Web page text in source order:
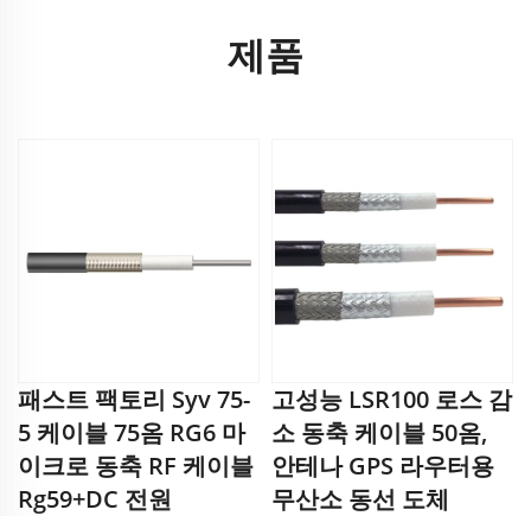
제품
패스트 팩토리 Syv 75-
5 케이블 75옴 RG6 마
이크로 동축 RF 케이블
Rg59+DC 전원
고성능 LSR100 로스 감
소 동축 케이블 50옴,
안테나 GPS 라우터용
무산소 동선 도체